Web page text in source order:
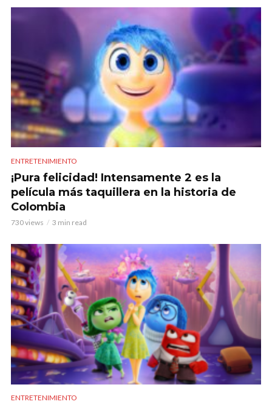
ENTRETENIMIENTO
¡Pura felicidad! Intensamente 2 es la
película más taquillera en la historia de
Colombia
730 views 3 min read
ENTRETENIMIENTO